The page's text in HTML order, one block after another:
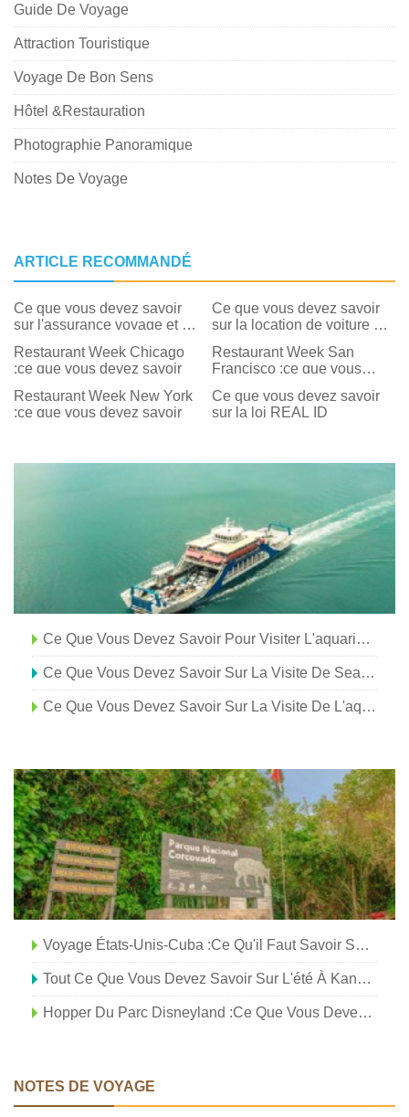
Guide De Voyage
Attraction Touristique
Voyage De Bon Sens
Hôtel &Restauration
Photographie Panoramique
Notes De Voyage
ARTICLE RECOMMANDÉ
Ce que vous devez savoir
sur l'assurance voyage et le
Ce que vous devez savoir
sur la location de voiture en
Restaurant Week Chicago
:ce que vous devez savoir
Restaurant Week San
Francisco :ce que vous
Restaurant Week New York
:ce que vous devez savoir
Ce que vous devez savoir
sur la loi REAL ID
Ce Que Vous Devez Savoir Pour Visiter L'aquarium Shedd
Ce Que Vous Devez Savoir Sur La Visite De SeaWorld San Diego En 2020
Ce Que Vous Devez Savoir Sur La Visite De L'aquarium Du Centre-Ville De Denver
Voyage États-Unis-Cuba :ce Qu'il Faut Savoir Sur La Nouvelle Politique De Trump
Tout Ce Que Vous Devez Savoir Sur L'été À Kansas City
Hopper Du Parc Disneyland :ce Que Vous Devez Savoir
NOTES DE VOYAGE